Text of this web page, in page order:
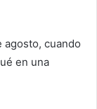
agosto, cuando
en una